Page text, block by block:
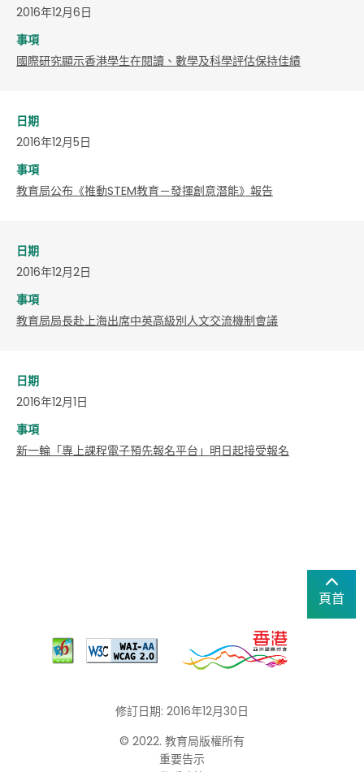
2016年12月6日
事項
國際研究顯示香港學生在閱讀、數學及科學評估保持佳績
日期
2016年12月5日
事項
教育局公布《推動STEM教育－發揮創意潛能》報告
日期
2016年12月2日
事項
教育局局長赴上海出席中英高級別人文交流機制會議
日期
2016年12月1日
事項
新一輪「專上課程電子預先報名平台」明日起接受報名
頁首
修訂日期: 2016年12月30日
© 2022. 教育局版權所有
重要告示